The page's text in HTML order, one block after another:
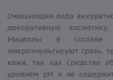
Очищающая вода
декоративную
Мицеллы в составе
микроэмульгируют грязь,
кожи, так как средство
уровнем рН и не